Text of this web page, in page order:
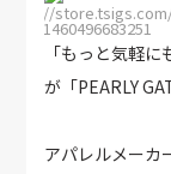
https://
date=1460496683251
「もっと気軽
が「PEARLY
アパレルメーカ